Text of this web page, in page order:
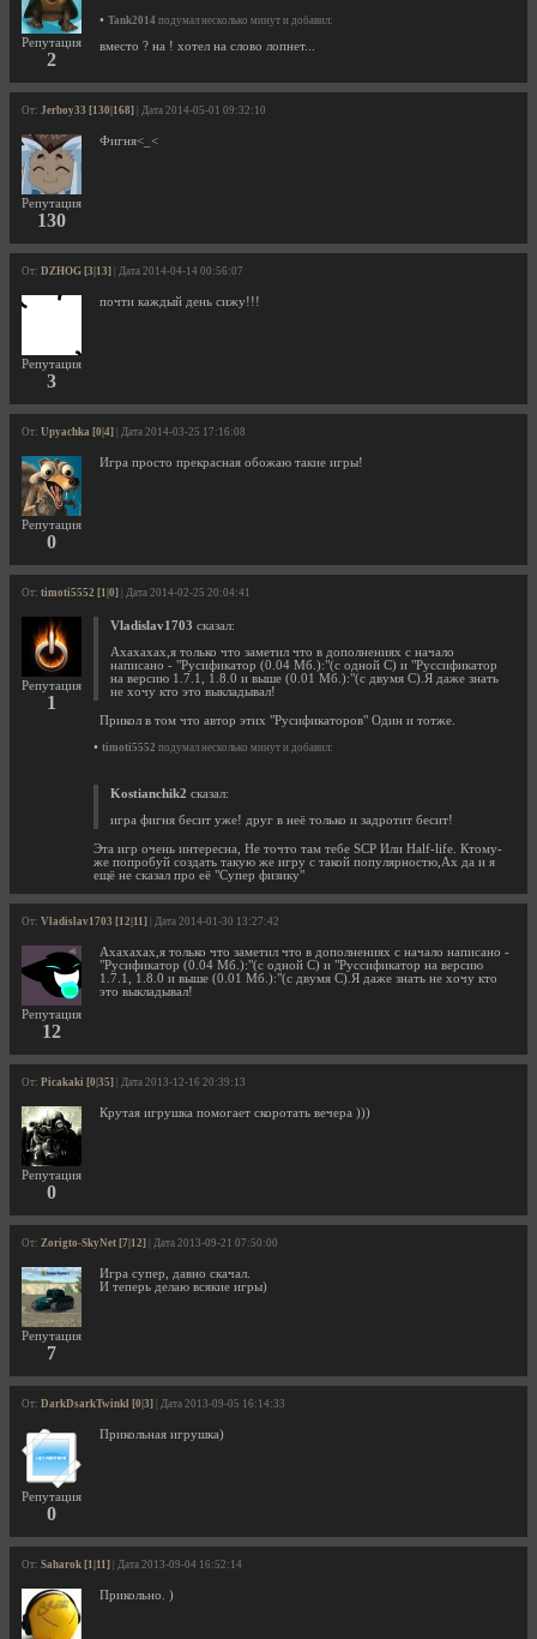
Репутация
2
• Tank2014 подумал несколько минут и добавил:
вместо ? на ! хотел на слово лопнет...
От: Jerboy33 [130|168] | Дата 2014-05-01 09:32:10
Репутация
130
Фигня<_<
От: DZHOG [3|13] | Дата 2014-04-14 00:56:07
Репутация
3
почти каждый день сижу!!!
От: Upyachka [0|4] | Дата 2014-03-25 17:16:08
Репутация
0
Игра просто прекрасная обожаю такие игры!
От: timoti5552 [1|0] | Дата 2014-02-25 20:04:41
Репутация
1
Vladislav1703 сказал:
Ахахахах,я только что заметил что в дополнениях с начало
написано - "Русификатор (0.04 Мб.):"(с одной С) и "Руссификатор
на версию 1.7.1, 1.8.0 и выше (0.01 Мб.):"(с двумя С).Я даже знать
не хочу кто это выкладывал!
Прикол в том что автор этих "Русификаторов" Один и тотже.
• timoti5552 подумал несколько минут и добавил:
Kostianchik2 сказал:
игра фигня бесит уже! друг в неё только и задротит бесит!
Эта игр очень интересна, Не точто там тебе SCP Или Half-life. Ктому-
же попробуй создать такую же игру с такой популярностю,Ах да и я
ещё не сказал про её "Супер физику"
От: Vladislav1703 [12|11] | Дата 2014-01-30 13:27:42
Репутация
12
Ахахахах,я только что заметил что в дополнениях с начало написано -
"Русификатор (0.04 Мб.):"(с одной С) и "Руссификатор на версию
1.7.1, 1.8.0 и выше (0.01 Мб.):"(с двумя С).Я даже знать не хочу кто
это выкладывал!
От: Picakaki [0|35] | Дата 2013-12-16 20:39:13
Репутация
0
Крутая игрушка помогает скоротать вечера )))
От: Zorigto-SkyNet [7|12] | Дата 2013-09-21 07:50:00
Репутация
7
Игра супер, давно скачал.
И теперь делаю всякие игры)
От: DarkDsarkTwinkl [0|3] | Дата 2013-09-05 16:14:33
Репутация
0
Прикольная игрушка)
От: Saharok [1|11] | Дата 2013-09-04 16:52:14
Прикольно. )